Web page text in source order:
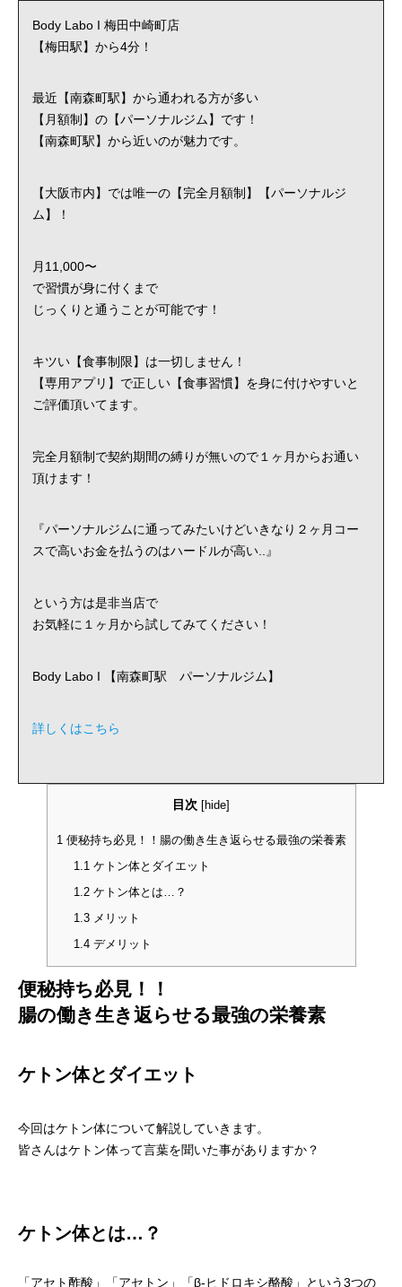
Body Labo I 梅田中崎町店
【梅田駅】から4分！
最近【南森町駅】から通われる方が多い
【月額制】の【パーソナルジム】です！
【南森町駅】から近いのが魅力です。
【大阪市内】では唯一の【完全月額制】【パーソナルジ
ム】！
月11,000〜
で習慣が身に付くまで
じっくりと通うことが可能です！
キツい【食事制限】は一切しません！
【専用アプリ】で正しい【食事習慣】を身に付けやすいと
ご評価頂いてます。
完全月額制で契約期間の縛りが無いので１ヶ月からお通い
頂けます！
『パーソナルジムに通ってみたいけどいきなり２ヶ月コー
スで高いお金を払うのはハードルが高い..』
という方は是非当店で
お気軽に１ヶ月から試してみてください！
Body Labo I 【南森町駅 パーソナルジム】
詳しくはこちら
目次 [hide]
1 便秘持ち必見！！腸の働き生き返らせる最強の栄養素
1.1 ケトン体とダイエット
1.2 ケトン体とは…？
1.3 メリット
1.4 デメリット
便秘持ち必見！！
腸の働き生き返らせる最強の栄養素
ケトン体とダイエット
今回はケトン体について解説していきます。
皆さんはケトン体って言葉を聞いた事がありますか？
ケトン体とは…？
「アセト酢酸」「アセトン」「β-ヒドロキシ酪酸」という3つの